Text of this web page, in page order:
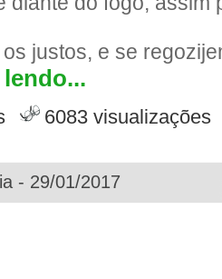
justos, e se
6083 visualizações
- 29/01/2017